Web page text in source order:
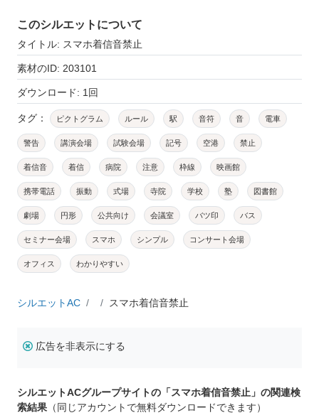
このシルエットについて
タイトル: スマホ着信音禁止
素材のID: 203101
ダウンロード: 1回
タグ： ピクトグラム ルール 駅 音符 音 電車
警告 講演会場 試験会場 記号 空港 禁止
着信音 着信 病院 注意 枠線 映画館
携帯電話 振動 式場 寺院 学校 塾 図書館
劇場 円形 公共向け 会議室 バツ印 バス
セミナー会場 スマホ シンプル コンサート会場
オフィス わかりやすい
シルエットAC スマホ着信音禁止
広告を非表示にする
シルエットACグループサイトの「スマホ着信音禁止」の関連検
索結果 （同じアカウントで無料ダウンロードできます）